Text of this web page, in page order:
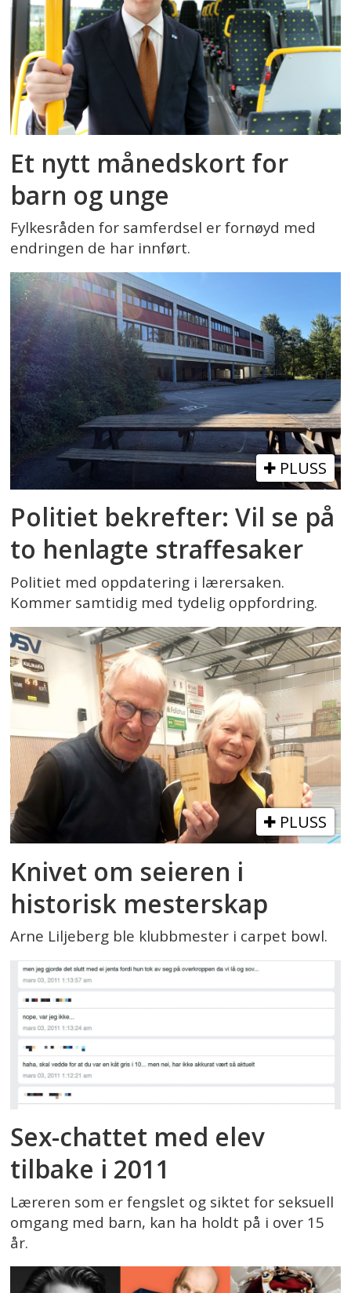
Et nytt månedskort for
barn og unge
Fylkesråden for samferdsel er fornøyd med
endringen de har innført.
PLUSS
Politiet bekrefter: Vil se på
to henlagte straffesaker
Politiet med oppdatering i lærersaken.
Kommer samtidig med tydelig oppfordring.
PLUSS
Knivet om seieren i
historisk mesterskap
Arne Liljeberg ble klubbmester i carpet bowl.
Sex-chattet med elev
tilbake i 2011
Læreren som er fengslet og siktet for seksuell
omgang med barn, kan ha holdt på i over 15
år.